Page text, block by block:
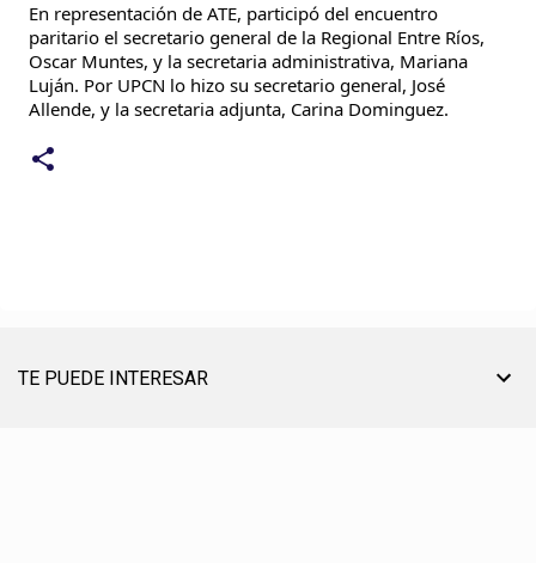
En representación de ATE, participó del encuentro
paritario el secretario general de la Regional Entre Ríos,
Oscar Muntes, y la secretaria administrativa, Mariana
Luján. Por UPCN lo hizo su secretario general, José
Allende, y la secretaria adjunta, Carina Dominguez.
TE PUEDE INTERESAR